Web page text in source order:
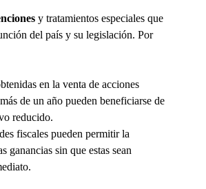
y tratamientos especiales que
del país y su legislación. Por
en la venta de acciones
de un año pueden beneficiarse de
reducido.
fiscales pueden permitir la
ganancias sin que estas sean